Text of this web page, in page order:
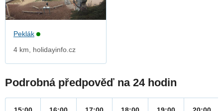
Peklák
4 km, holidayinfo.cz
Podrobná předpověď na 24 hodin